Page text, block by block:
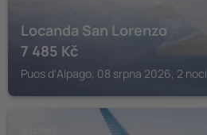
Locanda San Lorenzo
7 485 Kč
Puos dʼAlpago, 08 srpna 2026, 2 noci